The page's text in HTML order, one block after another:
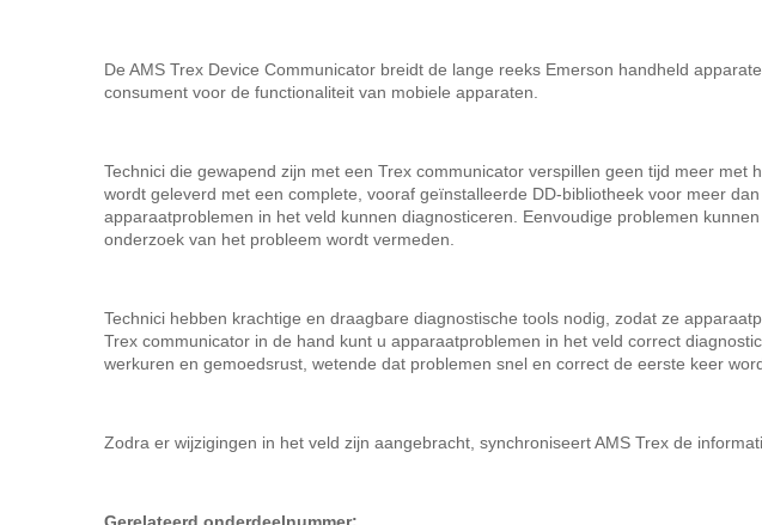
De AMS Trex Device Communicator breidt de lange reeks Emerson handheld
consument voor de functionaliteit van mobiele apparaten.
Technici die gewapend zijn met een Trex communicator verspillen geen tijd meer
wordt geleverd met een complete, vooraf geïnstalleerde DD-bibliotheek voor meer
apparaatproblemen in het veld kunnen diagnosticeren. Eenvoudige problemen
onderzoek van het probleem wordt vermeden.
Technici hebben krachtige en draagbare diagnostische tools nodig, zodat ze
Trex communicator in de hand kunt u apparaatproblemen in het veld correct
werkuren en gemoedsrust, wetende dat problemen snel en correct de eerste keer
Zodra er wijzigingen in het veld zijn aangebracht, synchroniseert AMS Trex de